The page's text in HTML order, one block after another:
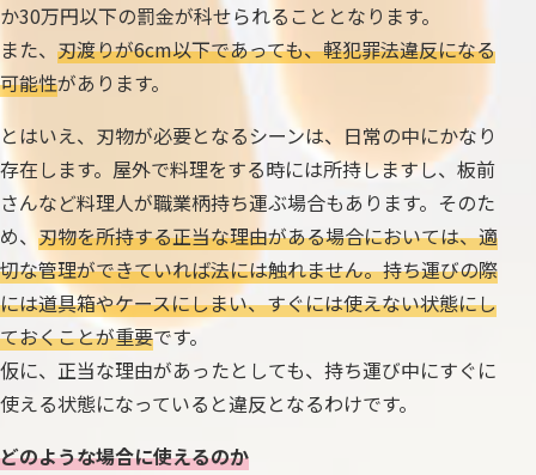
か30万円以下の罰金が科せられることとなります。
また、 刃渡りが6cm以下であっても、軽犯罪法違反になる
可能性があります。
とはいえ、刃物が必要となるシーンは、日常の中にかなり
存在します。屋外で料理をする時には所持しますし、板前
さんなど料理人が職業柄持ち運ぶ場合もあります。そのた
め、 刃物を所持する正当な理由がある場合においては、適
切な管理ができていれば法には触れません。持ち運びの際
には道具箱やケースにしまい、すぐには使えない状態にし
ておくことが重要です。
仮に、正当な理由があったとしても、持ち運び中にすぐに
使える状態になっていると違反となるわけです。
どのような場合に使えるのか